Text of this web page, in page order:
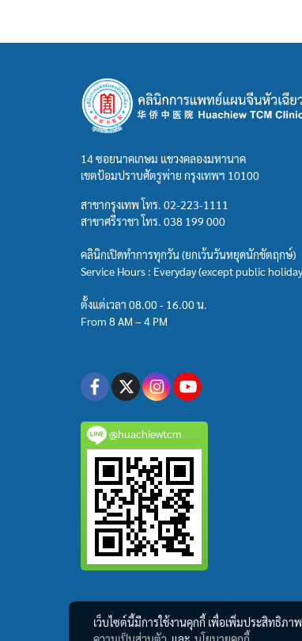
14 ซอยนาคเกษม แขวงคลองมหานาค
เขตป้อมปราบศัตรูพ่าย กรุงเทพฯ 10100
สาขากรุงเทพ โทร. 02-223-1111
สาขาศรีราชา โทร. 038 199 000
คลินิกเปิดทำการทุกวัน (ยกเว้นวันหยุดนักขัตฤกษ์)
Service Hours : Everyday (except public
ตั้งแต่เวลา 08.00 - 16.00 น.
From 8 AM – 4 PM
@huachiewtcm
เว็บไซต์นี้มีการใช้งานคุกกี้ เพื่อเพิ่มประสิทธิภ